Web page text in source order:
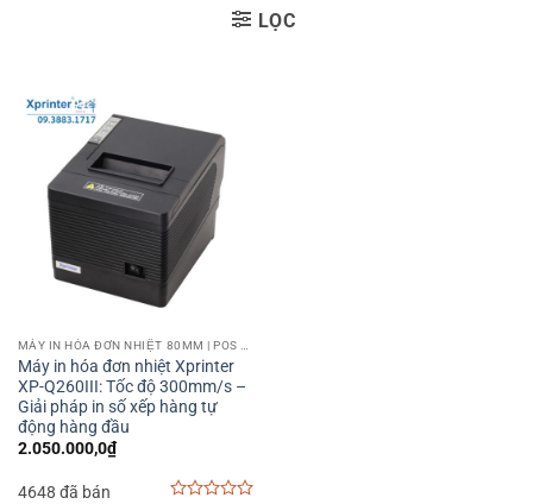
LỌC
Máy in hóa đơn nhiệt Xprinter
XP-Q260III: Tốc độ 300mm/s –
Giải pháp in số xếp hàng tự
động hàng đầu
2.050.000,0₫
4648 đã bán